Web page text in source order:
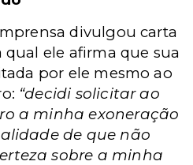
divulgou carta
ele afirma que sua
por ele mesmo ao
“decidi solicitar ao
a minha exoneração
de que não
sobre a minha